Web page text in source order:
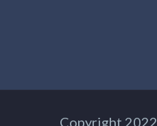
Copyright 2022